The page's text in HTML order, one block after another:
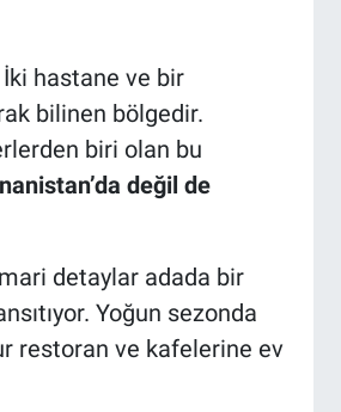
İki hastane ve bir
bilinen bölgedir.
biri olan bu
değil de
detaylar adada bir
Yoğun sezonda
restoran ve kafelerine ev